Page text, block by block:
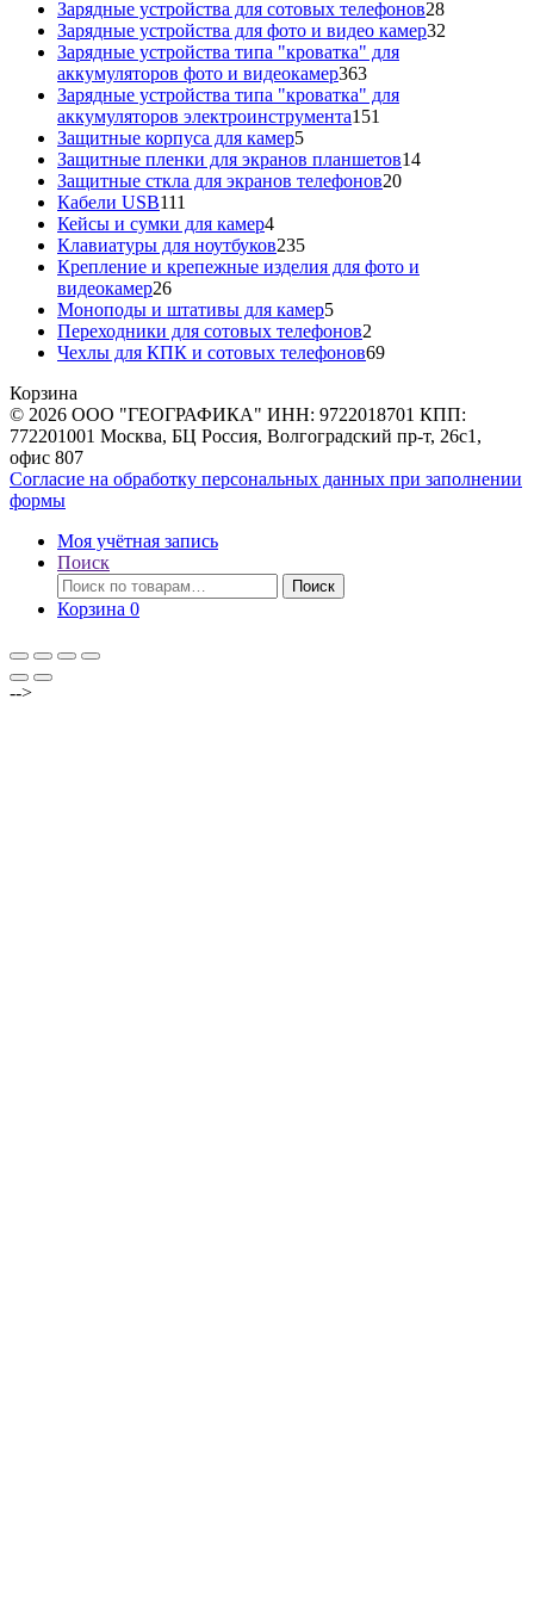
товаров
Зарядные устройства для сотовых телефонов2828
товаров
Зарядные устройства для фото и видео камер32
Зарядные устройства типа "кроватка" для
аккумуляторов фото и видеокамер363363
товара
Зарядные устройства типа "кроватка" для
аккумуляторов электроинструмента151
Защитные корпуса для камер55
товаров
Защитные пленки для экранов планшетов1414
Защитные сткла для экранов телефонов2020
Кабели USB111
товаров
Кейсы и сумки для камер44
товара
Клавиатуры для ноутбуков235235
товаров
Крепление и крепежные изделия для фото и
видеокамер2626
товаров
Моноподы и штативы для камер55
товаров
Переходники для сотовых телефонов2
товара
Чехлы для КПК и сотовых телефонов6969
Корзина
© 2026 ООО "ГЕОГРАФИКА" ИНН: 9722018701 КПП:
772201001 Москва, БЦ Россия, Волгоградский пр-т, 26с1,
офис 807
Согласие на обработку персональных данных при заполнении
формы
Моя учётная запись
Поиск
Искать:
Поиск
Корзина 0
-->